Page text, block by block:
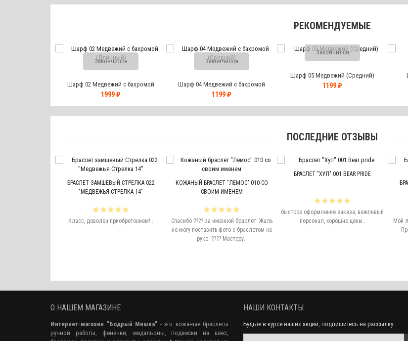
РЕКОМЕНДУЕМЫЕ
Закончился
Шарф 02 Медвежий с бахромой
(Длинный)
1999 ₽
Закончился
Шарф 04 Медвежий с бахромой
(Средний)
1199 ₽
Закончился
Шарф 05 Медвежий (Средний)
1199 ₽
ПОСЛЕДНИЕ ОТЗЫВЫ
БРАСЛЕТ ЗАМШЕВЫЙ СТРЕЛКА 022
"МЕДВЕЖЬЯ СТРЕЛКА 14"
Класс, доволен приобретением!..
КОЖАНЫЙ БРАСЛЕТ "ЛЕМОС" 010 СО
СВОИМ ИМЕНЕМ
Спасибо ???? за именной браслет. Жаль
не могу поставить фото с браслетом на
руке. ???? Мастеру..
БРАСЛЕТ "ХУП" 001 BEAR PRIDE
быстрое оформление заказа, вежливый
персонал, хорошие цены..
Мой
О НАШЕМ МАГАЗИНЕ
Интернет-магазин "Бодрый Мишка" - это кожаные браслеты
ручной работы, фенечки, медальоны, подвески на шею,
НАШИ КОНТАКТЫ
Будьте в курсе наших акций, подпишитесь на рассылку: